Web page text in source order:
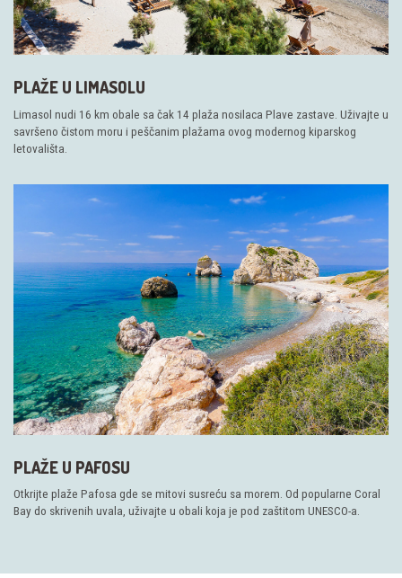
PLAŽE U LIMASOLU
Limasol nudi 16 km obale sa čak 14 plaža nosilaca Plave zastave. Uživajte u
savršeno čistom moru i peščanim plažama ovog modernog kiparskog
letovališta.
PLAŽE U PAFOSU
Otkrijte plaže Pafosa gde se mitovi susreću sa morem. Od popularne Coral
Bay do skrivenih uvala, uživajte u obali koja je pod zaštitom UNESCO-a.